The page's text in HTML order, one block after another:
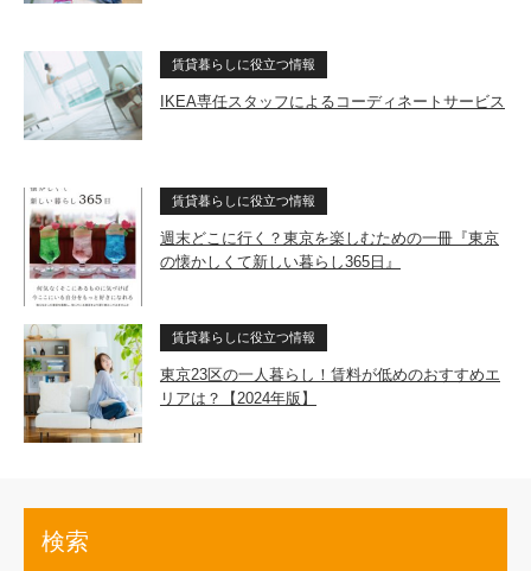
賃貸暮らしに役立つ情報
IKEA専任スタッフによるコーディネートサービス
賃貸暮らしに役立つ情報
週末どこに行く？東京を楽しむための一冊『東京
の懐かしくて新しい暮らし365日』
賃貸暮らしに役立つ情報
東京23区の一人暮らし！賃料が低めのおすすめエ
リアは？【2024年版】
検索